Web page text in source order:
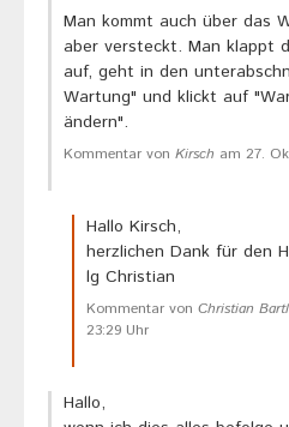
Man kommt auch über das
aber versteckt. Man klappt
auf, geht in den
Wartung" und klickt auf
ändern".
Kommentar von Kirsch am 27.
Hallo Kirsch,
herzlichen Dank für den
lg Christian
Kommentar von Christian Bartl
23:29 Uhr
Hallo,